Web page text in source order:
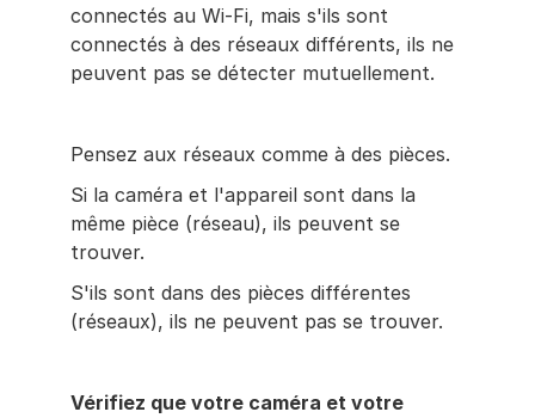
connectés au Wi-Fi, mais s'ils sont
connectés à des réseaux différents, ils ne
peuvent pas se détecter mutuellement.
Pensez aux réseaux comme à des pièces.
Si la caméra et l'appareil sont dans la
même pièce (réseau), ils peuvent se
trouver.
S'ils sont dans des pièces différentes
(réseaux), ils ne peuvent pas se trouver.
Vérifiez que votre caméra et votre